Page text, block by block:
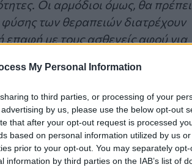
My Personal Information
to third parties, or processing of your
by us, please use the below opt-out
that after your opt-out request is processed
based on personal information utilized by us
prior to your opt-out. You may separately
information by third parties on the IAB’s list of
Οι αρμόδιοι όμως, θα πρέπει
των θεραπειών διατρέχουν
επαφή με τους ασθενείς αφού για
ζητήματα φωνολογικά,
η εκπρόσωπος του Πανελλήνιου
επιστημονικούς συλλόγους των
να περιλαμβάνονται στους
απαιτεί την άμεση